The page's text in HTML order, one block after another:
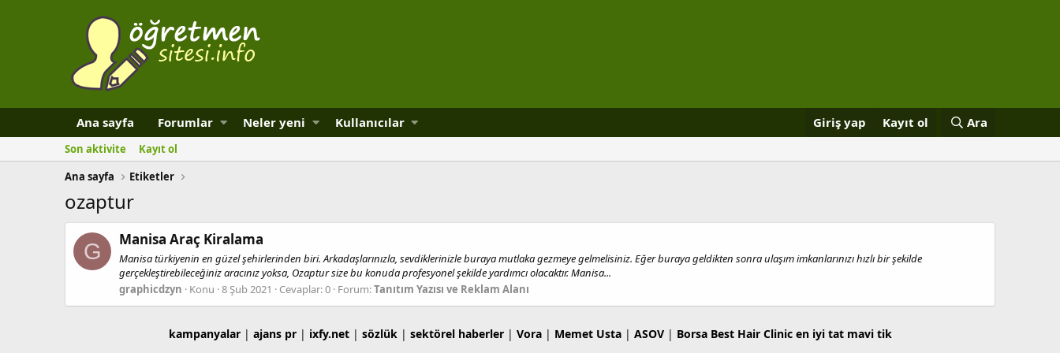
Ana sayfa Forumlar Neler yeni Kullanıcılar Giriş yap Kayıt ol Ara
Son aktivite
Kayıt ol
Ana sayfa
Etiketler
ozaptur
G Manisa Araç Kiralama
Manisa türkiyenin en güzel şehirlerinden biri. Arkadaşlarınızla, sevdiklerinizle buraya mutlaka gezmeye gelmelisiniz. Eğer buraya geldikten sonra ulaşım imkanlarınızı hızlı bir şekilde
gerçekleştirebileceğiniz aracınız yoksa, Ozaptur size bu konuda profesyonel şekilde yardımcı olacaktır. Manisa...
graphicdzyn
Konu 8 Şub 2021 Cevaplar: 0 Forum:Tanıtım Yazısı ve Reklam Alanı
kampanyalar| ajans pr| ixfy.net| sözlük| sektörel haberler| Vora| Memet Usta| ASOV| Borsa Best Hair Clinic en iyi tat mavi tik